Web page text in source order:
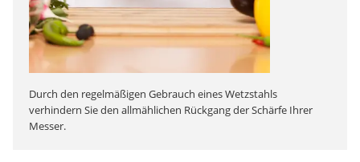
Durch den regelmäßigen Gebrauch eines Wetzstahls
verhindern Sie den allmählichen Rückgang der Schärfe Ihrer
Messer.